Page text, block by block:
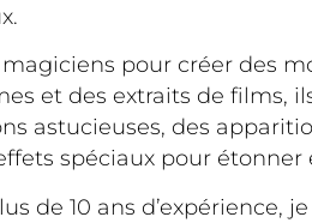
pour créer des
et des extraits de
astucieuses, des
spéciaux pour étonner
de 10 ans d’expérience,